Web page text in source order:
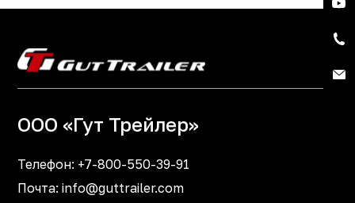
ООО «Гут Трейлер»
Телефон: +7-800-550-39-91
Почта:info@guttrailer.com